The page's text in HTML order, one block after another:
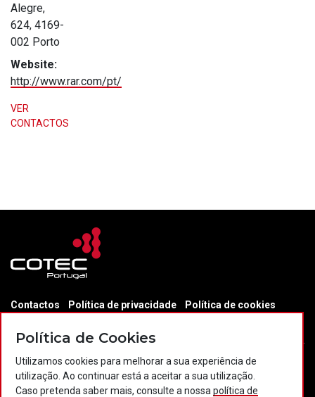
Alegre,
624, 4169-
002 Porto
Website:
http://www.rar.com/pt/
VER
CONTACTOS
Contactos Política de privacidade
Política de cookies
© 2026 COTEC Portugal. Todos os direitos reservados.
Política de Cookies
Utilizamos cookies para melhorar a sua experiência de
utilização. Ao continuar está a aceitar a sua utilização.
Caso pretenda saber mais, consulte a nossa política de